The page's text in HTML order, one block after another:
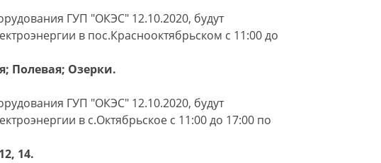
ГУП "ОКЭС" 12.10.2020, будут
в пос.Краснооктябрьском с 11:00 до
Полевая; Озерки.
ГУП "ОКЭС" 12.10.2020, будут
в с.Октябрьское с 11:00 до 17:00 по
14.